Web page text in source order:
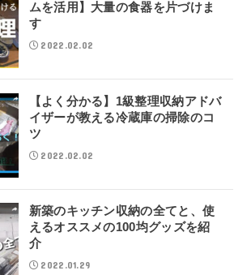
ムを活用】大量の食器を片づけま
す
2022.02.02
【よく分かる】1級整理収納アドバ
イザーが教える冷蔵庫の掃除のコ
ツ
2022.02.02
新築のキッチン収納の全てと、使
えるオススメの100均グッズを紹
介
2022.01.29